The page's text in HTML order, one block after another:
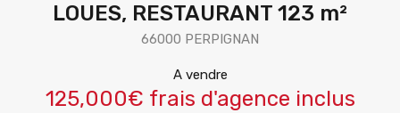
LOUES, RESTAURANT 123 m²
66000 PERPIGNAN
A vendre
125,000€ frais d'agence inclus